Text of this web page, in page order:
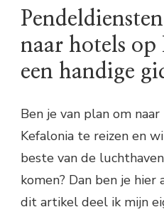
naar hotels op
een handige
Ben je van plan om
Kefalonia te reizen en
beste van de
komen? Dan ben je hier
dit artikel deel ik mijn